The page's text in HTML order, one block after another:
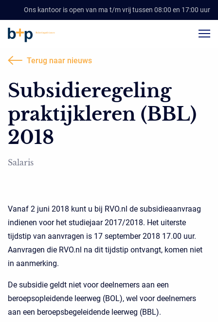
Ons kantoor is open van ma t/m vrij tussen 08:00 en 17:00 uur
Terug naar nieuws
Subsidieregeling
praktijkleren (BBL)
2018
Salaris
Vanaf 2 juni 2018 kunt u bij RVO.nl de subsidieaanvraag
indienen voor het studiejaar 2017/2018. Het uiterste
tijdstip van aanvragen is 17 september 2018 17.00 uur.
Aanvragen die RVO.nl na dit tijdstip ontvangt, komen niet
in aanmerking.
De subsidie geldt niet voor deelnemers aan een
beroepsopleidende leerweg (BOL), wel voor deelnemers
aan een beroepsbegeleidende leerweg (BBL).